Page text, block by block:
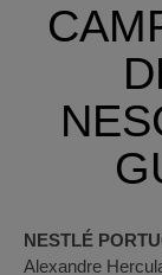
NESTLÉ
Alexandre